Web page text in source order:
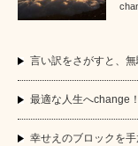
言い訳をさがすと、
最適な人生へchange！
幸せえのブロックを